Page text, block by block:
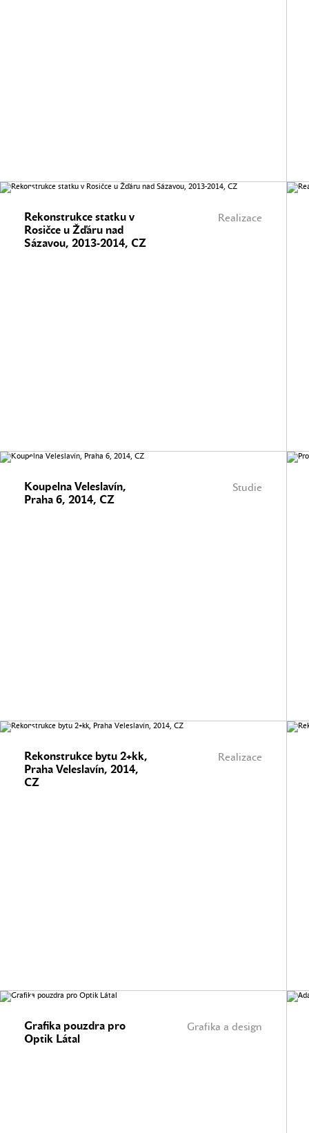
Realizace
Rekonstrukce statku v
Rosičce u Žďáru nad
Sázavou, 2013-2014, CZ
Studie
Koupelna Veleslavín,
Praha 6, 2014, CZ
Realizace
Rekonstrukce bytu 2+kk,
Praha Veleslavín, 2014,
CZ
Grafika a design
Grafika pouzdra pro
Optik Látal